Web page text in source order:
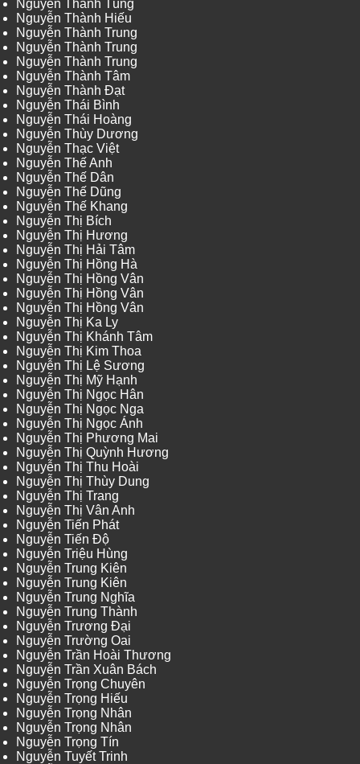
Nguyễn Thanh Tùng
Nguyễn Thành Hiếu
Nguyễn Thành Trung
Nguyễn Thành Trung
Nguyễn Thành Trung
Nguyễn Thành Tâm
Nguyễn Thành Đạt
Nguyễn Thái Bình
Nguyễn Thái Hoàng
Nguyễn Thùy Dương
Nguyễn Thạc Việt
Nguyễn Thế Anh
Nguyễn Thế Dân
Nguyễn Thế Dũng
Nguyễn Thế Khang
Nguyễn Thị Bích
Nguyễn Thị Hương
Nguyễn Thị Hải Tâm
Nguyễn Thị Hồng Hà
Nguyễn Thị Hồng Vân
Nguyễn Thị Hồng Vân
Nguyễn Thị Hồng Vân
Nguyễn Thị Ka Ly
Nguyễn Thị Khánh Tâm
Nguyễn Thị Kim Thoa
Nguyễn Thị Lệ Sương
Nguyễn Thị Mỹ Hạnh
Nguyễn Thị Ngọc Hân
Nguyễn Thị Ngọc Nga
Nguyễn Thị Ngọc Ánh
Nguyễn Thị Phương Mai
Nguyễn Thị Quỳnh Hương
Nguyễn Thị Thu Hoài
Nguyễn Thị Thùy Dung
Nguyễn Thị Trang
Nguyễn Thị Vân Anh
Nguyễn Tiến Phát
Nguyễn Tiến Độ
Nguyễn Triệu Hùng
Nguyễn Trung Kiên
Nguyễn Trung Kiên
Nguyễn Trung Nghĩa
Nguyễn Trung Thành
Nguyễn Trương Đại
Nguyễn Trường Oai
Nguyễn Trần Hoài Thương
Nguyễn Trần Xuân Bách
Nguyễn Trọng Chuyên
Nguyễn Trọng Hiếu
Nguyễn Trọng Nhân
Nguyễn Trọng Nhân
Nguyễn Trọng Tín
Nguyễn Tuyết Trinh